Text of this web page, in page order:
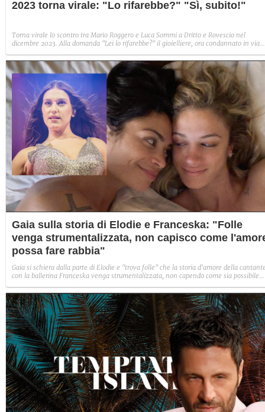
2023 torna virale: "Lo rifarebbe?" "Sì, subito!"
Torna virale lo scontro tra Mario Roggero e Luca Sommi a Dritto e Rovescio nel
dicembre 2023. Alla domanda "Lei lo rifarebbe?" il gioielliere, ora condannato in via
Gaia sulla storia di Elodie e Franceska: "Folle
venga strumentalizzata, non capisco come
possa fare rabbia"
Gaia si schiera dalla parte di Elodie e "trova folle" che la storia d'amore della
con la ballerina Franceska venga strumentalizzata, non capendo come sia possibile